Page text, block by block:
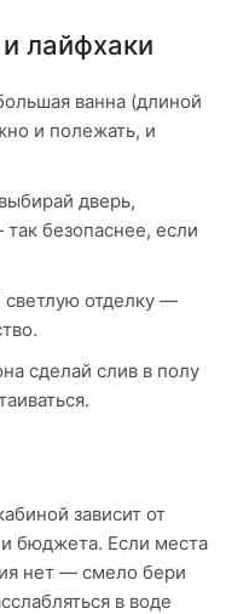
лайфхаки
ванна (длиной
и полежать, и
дверь,
безопаснее, если
светлую отделку —
сделай слив в полу
зависит от
бюджета. Если места
нет — смело бери
в воде